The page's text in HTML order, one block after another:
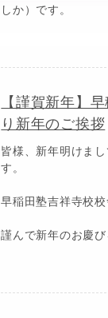
しか）です。
【謹賀新年】
り新年のご挨拶
皆様、新年明けま
す。
早稲田塾吉祥寺校校
謹んで新年のお慶び